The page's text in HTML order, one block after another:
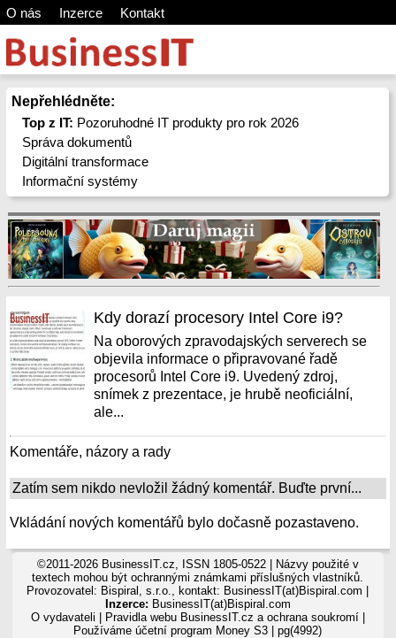
O nás Inzerce Kontakt
Nepřehlédněte:
Top z IT: Pozoruhodné IT produkty pro rok 2026
Správa dokumentů
Digitální transformace
Informační systémy
Kdy dorazí procesory Intel Core i9?
Na oborových zpravodajských serverech se
objevila informace o připravované řadě
procesorů Intel Core i9. Uvedený zdroj,
snímek z prezentace, je hrubě neoficiální,
ale...
Komentáře, názory a rady
Zatím sem nikdo nevložil žádný komentář. Buďte první...
Vkládání nových komentářů bylo dočasně pozastaveno.
©2011-2026 BusinessIT.cz, ISSN 1805-0522 | Názvy použité v
textech mohou být ochrannými známkami příslušných vlastníků.
Provozovatel: Bispiral, s.r.o., kontakt: BusinessIT(at)Bispiral.com |
Inzerce: BusinessIT(at)Bispiral.com
O vydavateli
Pravidla webu BusinessIT.cz a ochrana soukromí|
Používámeúčetní program Money S3 | pg(4992)